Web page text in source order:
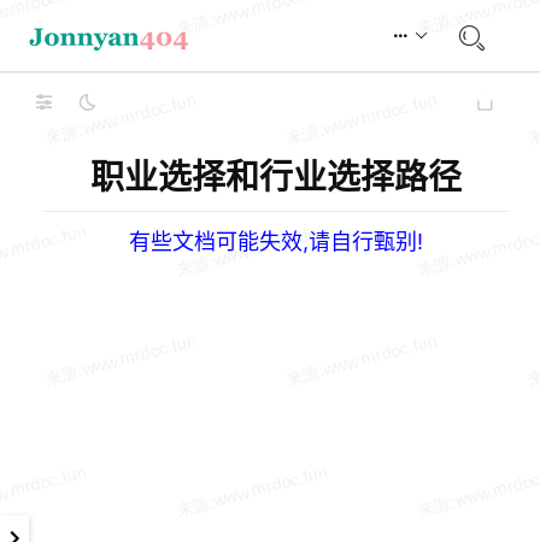
职业选择和行业选择路径
有些文档可能失效,请自行甄别!